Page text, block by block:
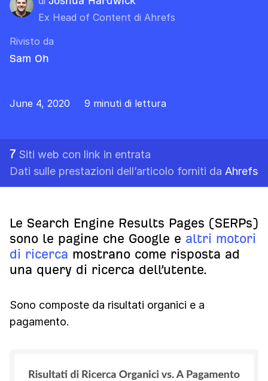
Ex Head of Content di Ahrefs
Rivisto da
Sam Oh
June 4, 2020 9 minuti di lettura
7 Siti web con link in entrata
Dati sulle prestazioni dell’articolo forniti da Ahrefs
Le Search Engine Results Pages (SERPs)
sono le pagine che Google e altri motori
di ricerca mostrano come risposta ad
una query di ricerca dell’utente.
Sono composte da risultati organici e a
pagamento.